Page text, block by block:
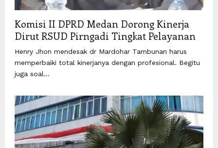
Komisi II DPRD Medan Dorong Kinerja
Dirut RSUD Pirngadi Tingkat Pelayanan
Henry Jhon mendesak dr Mardohar Tambunan harus
memperbaiki total kinerjanya dengan profesional. Begitu
juga soal...